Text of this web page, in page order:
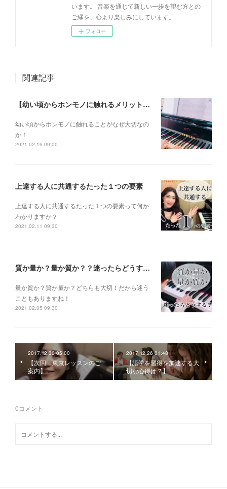
います。 音楽を通じて新しい一歩を望む方との
ご縁を、心より楽しみにしています。
フォロー
関連記事
【幼い頃からホンモノに触れるメリットとは？】
幼い頃からホンモノに 触れることがなぜ大切なの
か！
2021.02.16 09:00
上達する人に共通するたった１つの要素
上達する人に共通するたった１つの要素って何か
わかりますか？
2021.02.11 09:30
質か量か？量か質か？？迷ったらどうする？？？
量か質か？ 質か量か？ どちらも大切！だから迷う
こともありますね！
2021.02.05 09:30
2017.12.30 05:00
【次回 東京レッスンのご
案内】
2017.12.26 01:48
【語学を習得を加速する大
切な心得は？】
0コメント